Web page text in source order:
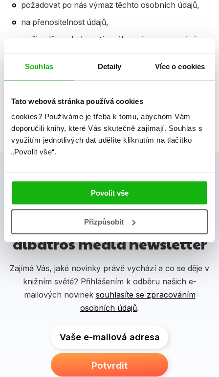
Souhlas Detaily Více o cookies
Tato webová stránka používá cookies
cookies? Používáme je třeba k tomu, abychom Vám
doporučili knihy, které Vás skutečně zajímají. Souhlas s
využitím jednotlivých dat udělíte kliknutím na tlačítko
„Povolit vše“.
Povolit vše
Přizpůsobit
požadovat po nás výmaz těchto osobních údajů,
na přenositelnost údajů,
v případě pochybností o zákonném zpracování
osobních údajů podat stížnost u Úřadu pro ochranu
osobních údajů,
albatros media newsletter
Zajímá Vás, jaké novinky právě vychází a co se děje v
knižním světě? Přihlášením k odběru našich e-
mailových novinek souhlasíte se zpracováním
osobních údajů.
Vaše e-mailová adresa
Potvrdit